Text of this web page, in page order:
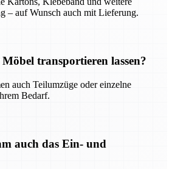
– auf Wunsch auch mit Lieferung.
transportieren lassen?
auch Teilumzüge oder einzelne
Bedarf.
auch das Ein- und